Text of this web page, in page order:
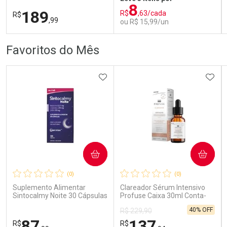
R$189,99
Comprar sem Desconto
Por R$ 189,99/cada
Por Menos
Comprar sem Desconto
Por R$ 189,99/cada
R$8,63/cada
ou R$ 15,99/un
Comprar sem Desconto
Por R$ 15,99/cada
Por Menos
Comprar sem Desconto
Por R$ 15,99/cada
Favoritos do Mês
(0)
Suplemento Alimentar
Sintocalmy Noite 30 Cápsulas
R$
ADICIONAR AOS FAVORITOS
COMPRAR
(0)
Clareador Sérum Intensivo
Profuse Caixa 30ml Conta-
R$ 229,90
R$
40% OFF
COMPRAR